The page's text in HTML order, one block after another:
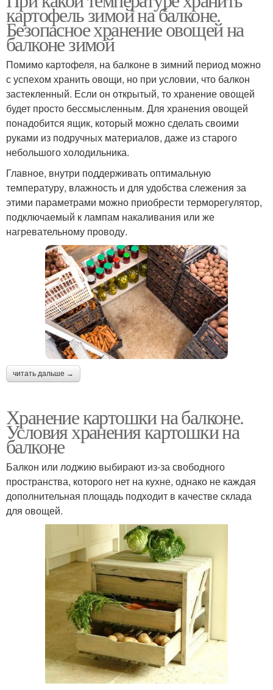
картофель зимой на балконе.
Безопасное хранение овощей на
балконе зимой
Помимо картофеля, на балконе в зимний период можно
с успехом хранить овощи, но при условии, что балкон
застекленный. Если он открытый, то хранение овощей
будет просто бессмысленным. Для хранения овощей
понадобится ящик, который можно сделать своими
руками из подручных материалов, даже из старого
небольшого холодильника.
Главное, внутри поддерживать оптимальную
температуру, влажность и для удобства слежения за
этими параметрами можно приобрести терморегулятор,
подключаемый к лампам накаливания или же
нагревательному проводу.
читать дальше →
Хранение картошки на балконе.
Условия хранения картошки на
балконе
Балкон или лоджию выбирают из-за свободного
пространства, которого нет на кухне, однако не каждая
дополнительная площадь подходит в качестве склада
для овощей.